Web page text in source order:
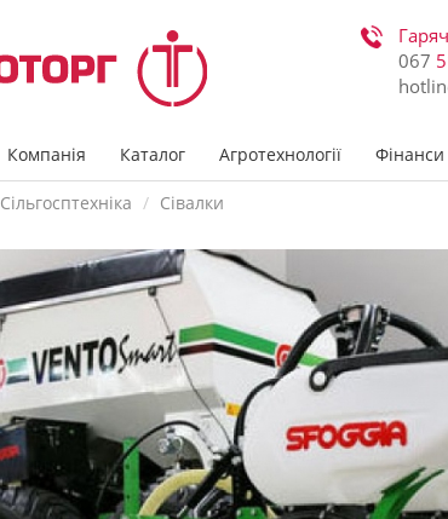
067
Компанія Каталог Агротехнології Фінанси
Сільгосптехніка Сівалки